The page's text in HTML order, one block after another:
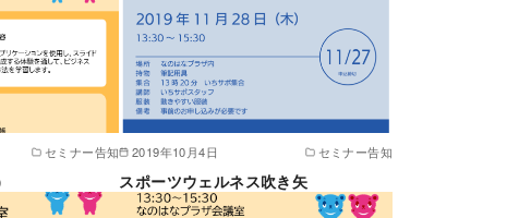
セミナー告知 2019年10月4日 セミナー告知
スポーツウェルネス吹き矢